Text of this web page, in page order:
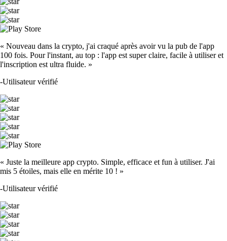
« Nouveau dans la crypto, j'ai craqué après avoir vu la pub de l'app
100 fois. Pour l'instant, au top : l'app est super claire, facile à utiliser et
l'inscription est ultra fluide. »
-Utilisateur vérifié
« Juste la meilleure app crypto. Simple, efficace et fun à utiliser. J'ai
mis 5 étoiles, mais elle en mérite 10 ! »
-Utilisateur vérifié